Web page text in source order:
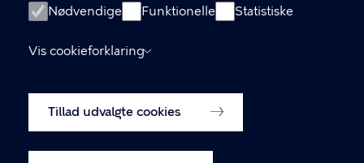
Nødvendige Funktionelle Statistiske
Vis cookieforklaring
Tillad udvalgte cookies
Tilgængelighedserklæring
Om hjemmesiden
Cookiepolitik